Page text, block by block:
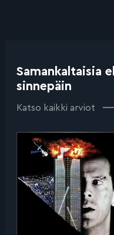
Samankaltaisia
sinnepäin
Katso kaikki arviot